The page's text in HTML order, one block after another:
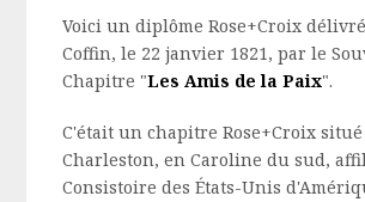
Voici un diplôme Rose+Croix
Coffin, le 22 janvier 1821, par le
Chapitre "Les Amis de la Paix".
C'était un chapitre Rose+Croix situé
Charleston, en Caroline du sud,
Consistoire des États-Unis